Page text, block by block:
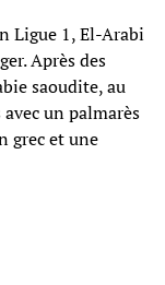
Ligue 1, El-Arabi
Après des
saoudite, au
un palmarès
grec et une